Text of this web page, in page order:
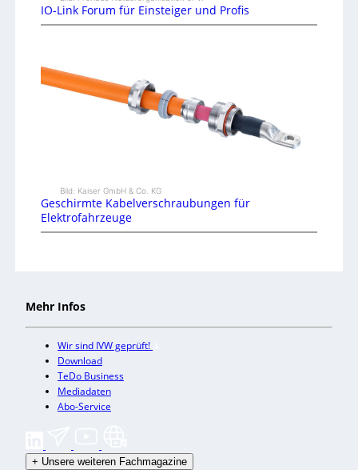
IO-Link Forum für Einsteiger und Profis
Bild: Kaiser GmbH & Co. KG
Geschirmte Kabelverschraubungen für
Elektrofahrzeuge
Mehr Infos
Wir sind IVW geprüft!
Download
TeDo Business
Mediadaten
Abo-Service
+ Unsere weiteren Fachmagazine